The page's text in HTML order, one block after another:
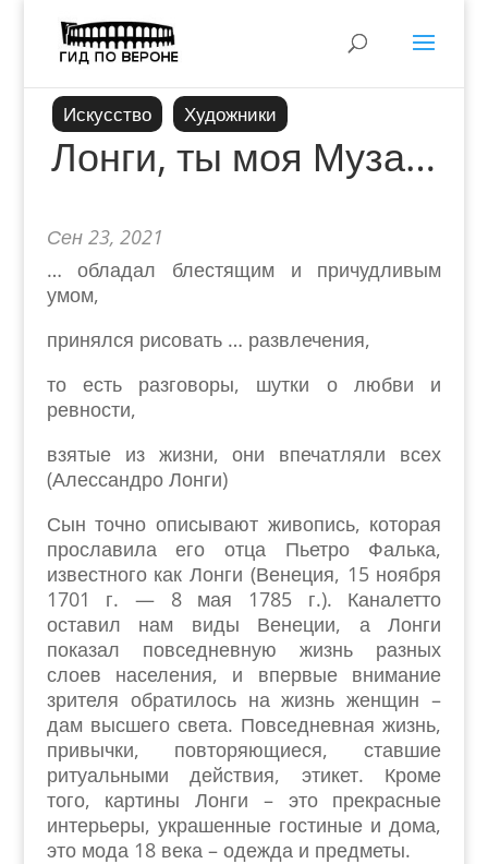
Искусство Художники
Лонги, ты моя Муза…
Сен 23, 2021
… обладал блестящим и причудливым
умом,
принялся рисовать … развлечения,
то есть разговоры, шутки о любви и
ревности,
взятые из жизни, они впечатляли всех
(Алессандро Лонги)
Сын точно описывают живопись, которая
прославила его отца Пьетро Фалька,
известного как Лонги (Венеция, 15 ноября
1701 г. — 8 мая 1785 г.). Каналетто
оставил нам виды Венеции, а Лонги
показал повседневную жизнь разных
слоев населения, и впервые внимание
зрителя обратилось на жизнь женщин –
дам высшего света. Повседневная жизнь,
привычки, повторяющиеся, ставшие
ритуальными действия, этикет. Кроме
того, картины Лонги – это прекрасные
интерьеры, украшенные гостиные и дома,
это мода 18 века – одежда и предметы.